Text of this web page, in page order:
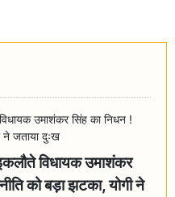
विधायक उमाशंकर
को बड़ा झटका, योगी ने